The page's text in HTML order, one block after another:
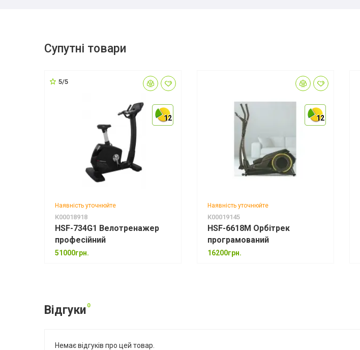
Супутні товари
12
12
5/5
Наявність уточнюйте
К00018918
HSF-734G1 Велотренажер
професійний
51000грн.
12
12
Наявність уточнюйте
К00019145
HSF-6618M Орбітрек
програмований
16200грн.
Відгуки 0
Немає відгуків про цей товар.